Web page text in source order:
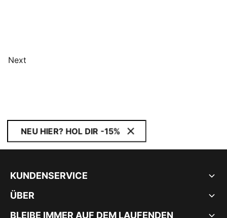
Next
NEU HIER? HOL DIR -15%
KUNDENSERVICE
ÜBER
BLEIBE IMMER AUF DEM LAUFENDEN